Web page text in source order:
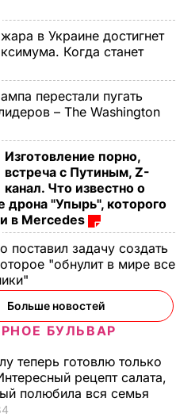
в Украине достигнет
Когда станет
перестали пугать
– The Washington
Изготовление порно,
встреча с Путиным, Z-
канал. Что известно о
дрона "Упырь", которого
в Mercedes
поставил задачу создать
"обнулит в мире все
Больше новостей
БУЛЬВАР
теперь готовлю только
рецепт салата,
полюбила вся семья